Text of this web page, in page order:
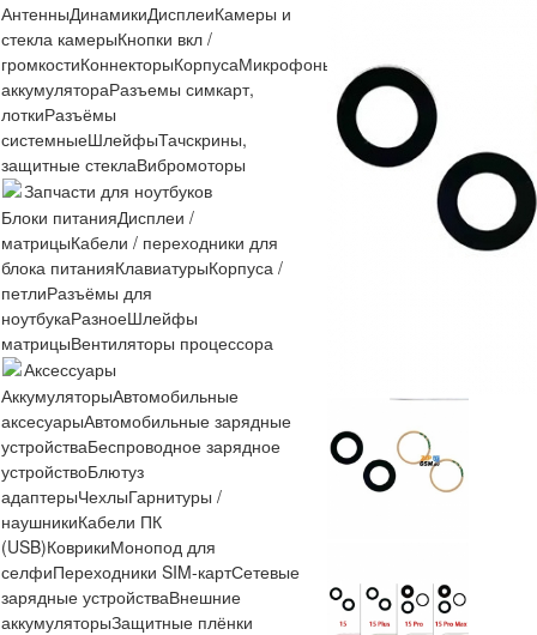
АнтенныДинамикиДисплеиКамеры и
стекла камерыКнопки вкл /
громкостиКоннекторыКорпусаМикрофоны Микросхемы
аккумулятораРазъемы симкарт,
лоткиРазъёмы
системныеШлейфыТачскрины,
защитные стеклаВибромоторы
Запчасти для ноутбуков
Блоки питанияДисплеи /
матрицыКабели / переходники для
блока питанияКлавиатурыКорпуса /
петлиРазъёмы для
ноутбукаРазноеШлейфы
матрицыВентиляторы процессора
Аксессуары
АккумуляторыАвтомобильные
аксесуарыАвтомобильные зарядные
устройстваБеспроводное зарядное
устройствоБлютуз
адаптерыЧехлыГарнитуры /
наушникиКабели ПК
(USB)КоврикиМонопод для
селфиПереходники SIM-картСетевые
зарядные устройстваВнешние
аккумуляторыЗащитные плёнки